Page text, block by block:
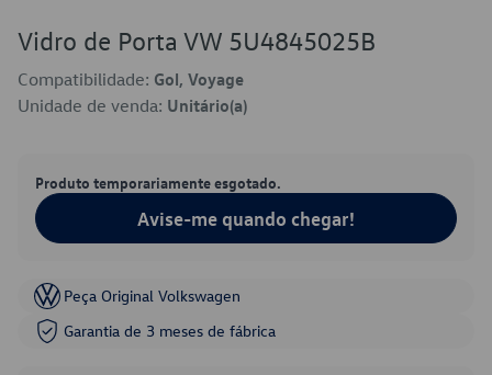
Vidro de Porta VW 5U4845025B
Compatibilidade: Gol, Voyage
Unidade de venda: Unitário(a)
Produto temporariamente esgotado.
Avise-me quando chegar!
Peça Original Volkswagen
Garantia de 3 meses de fábrica